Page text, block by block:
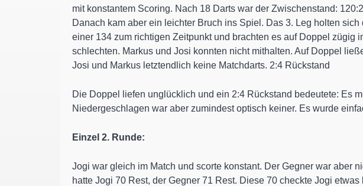
mit konstantem Scoring. Nach 18 Darts war der Zwischenstand:
Danach kam aber ein leichter Bruch ins Spiel. Das 3. Leg holten
einer 134 zum richtigen Zeitpunkt und brachten es auf Doppel
schlechten. Markus und Josi konnten nicht mithalten. Auf Doppel
Josi und Markus letztendlich keine Matchdarts. 2:4 Rückstand
Die Doppel liefen unglücklich und ein 2:4 Rückstand bedeutete: Es
Niedergeschlagen war aber zumindest optisch keiner. Es wurde
Einzel 2. Runde:
Jogi war gleich im Match und scorte konstant. Der Gegner war aber
hatte Jogi 70 Rest, der Gegner 71 Rest. Diese 70 checkte Jogi